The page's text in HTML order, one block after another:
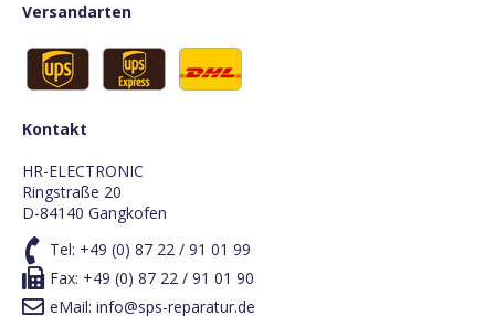
Versandarten
Kontakt
HR-ELECTRONIC
Ringstraße 20
D-84140 Gangkofen
Tel: +49 (0) 87 22 / 91 01 99
Fax: +49 (0) 87 22 / 91 01 90
eMail: info@sps-reparatur.de